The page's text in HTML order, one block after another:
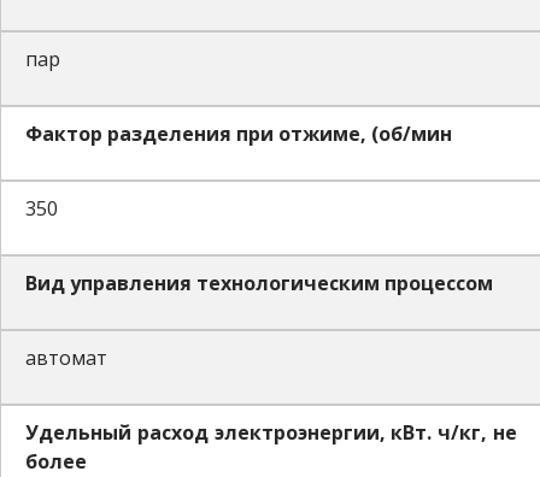
пар
Фактор разделения при отжиме, (об/мин
350
Вид управления технологическим процессом
автомат
Удельный расход электроэнергии, кВт. ч/кг, не
более